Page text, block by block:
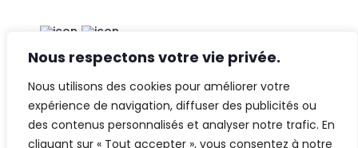
Nous respectons votre vie privée.
Nous utilisons des cookies pour améliorer votre
expérience de navigation, diffuser des publicités ou
des contenus personnalisés et analyser notre trafic. En
cliquant sur « Tout accepter », vous consentez à notre
Tous droits réservés
Mentions légales
👋 Obtenez une pré-
estimation en ligne de la
valeur de votre bien, en
2 min, gratuitement.